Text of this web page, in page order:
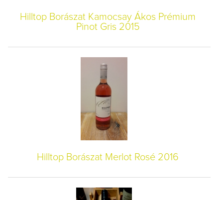
Hilltop Borászat Kamocsay Ákos Prémium
Pinot Gris 2015
Hilltop Borászat Merlot Rosé 2016